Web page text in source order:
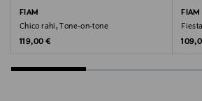
tuotteet erikseen ostettuina.
40 °C
FIAM
Chico rahi, Tone-on-tone
Original Price
119,00 €
FIAM